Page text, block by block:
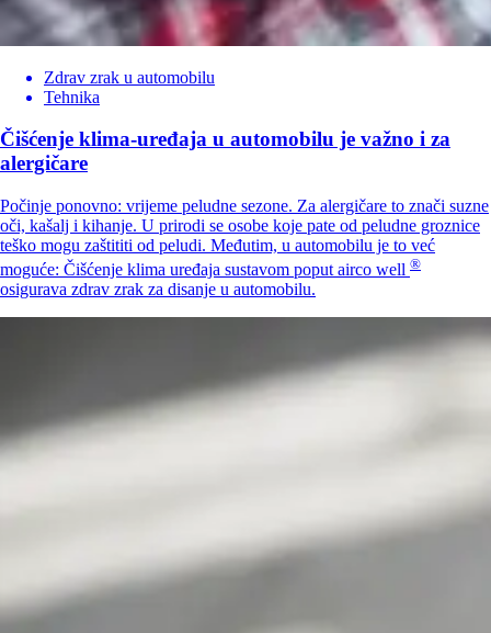
Zdrav zrak u automobilu
Tehnika
Čišćenje klima-uređaja u automobilu je važno i za
alergičare
Počinje ponovno: vrijeme peludne sezone. Za alergičare to znači suzne
oči, kašalj i kihanje. U prirodi se osobe koje pate od peludne groznice
teško mogu zaštititi od peludi. Međutim, u automobilu je to već
moguće: Čišćenje klima uređaja sustavom poputairco well ®
osigurava zdrav zrak za disanje u automobilu.